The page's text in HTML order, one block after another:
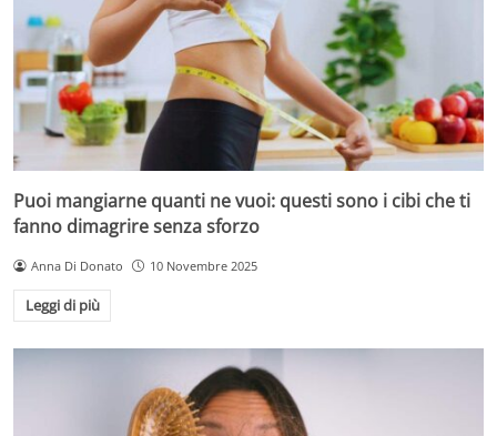
Puoi mangiarne quanti ne vuoi: questi sono i cibi che ti
fanno dimagrire senza sforzo
Anna Di Donato 10 Novembre 2025
Leggi di più